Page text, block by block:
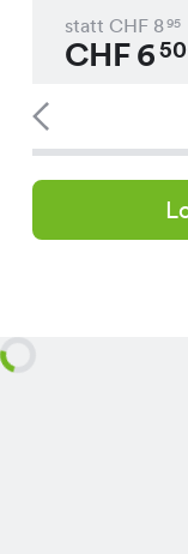
statt CHF 895
CHF650